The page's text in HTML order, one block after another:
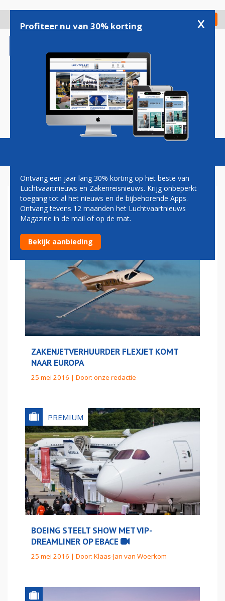
gaan
Check in
Magazine Podcasts Vacatures
EBACE2016
ZAKENJETVERHUURDER FLEXJET KOMT
NAAR EUROPA
25 mei 2016 | Door: onze redactie
BOEING STEELT SHOW MET VIP-
DREAMLINER OP EBACE
25 mei 2016 | Door: Klaas-Jan van Woerkom
Profiteer nu van 30% korting x
Ontvang een jaar lang 30% korting op het beste van
Luchtvaartnieuws en Zakenreisnieuws. Krijg onbeperkt
toegang tot al het nieuws en de bijbehorende Apps.
Ontvang tevens 12 maanden het Luchtvaartnieuws
Magazine in de mail of op de mat.
Bekijk aanbieding